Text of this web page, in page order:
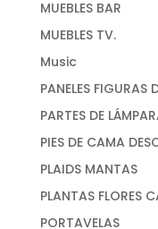
MUEBLES BAR
MUEBLES TV.
Music
PANELES FIGURAS
PARTES DE
PIES DE CAMA
PLAIDS MANTAS
PLANTAS FLORES
PORTAVELAS